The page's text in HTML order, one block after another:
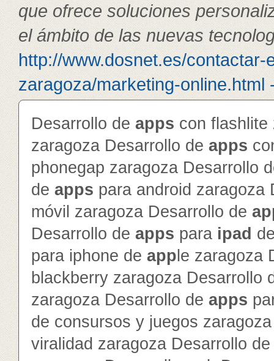
que ofrece soluciones
el ámbito de las nuevas
http://www.dosnet.es/contactar-
zaragoza/marketing-online.html
Desarrollo de apps con
zaragoza Desarrollo de apps
phonegap zaragoza Desarrollo
de apps para android
móvil zaragoza Desarrollo de
Desarrollo de apps para ipad
para iphone de app le zaragoza
blackberry zaragoza Desarrollo
zaragoza Desarrollo de apps
de consursos y juegos
viralidad zaragoza Desarrollo